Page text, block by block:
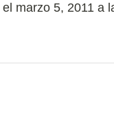
el marzo 5, 2011 a